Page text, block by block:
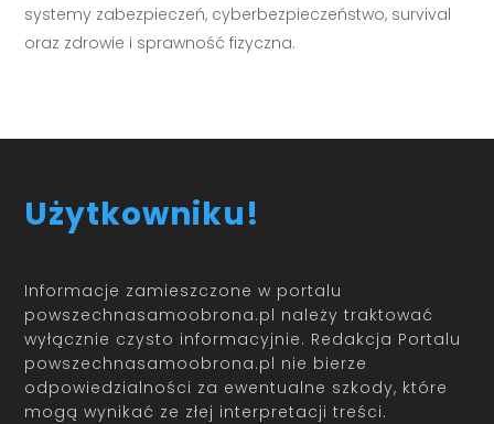
systemy zabezpieczeń, cyberbezpieczeństwo, survival
oraz zdrowie i sprawność fizyczna.
Użytkowniku!
Informacje zamieszczone w portalu
powszechnasamoobrona.pl należy traktować
wyłącznie czysto informacyjnie. Redakcja Portalu
powszechnasamoobrona.pl nie bierze
odpowiedzialności za ewentualne szkody, które
mogą wynikać ze złej interpretacji treści.